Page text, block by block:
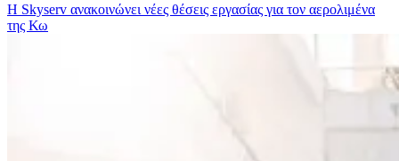
Η Skyserv ανακοινώνει νέες θέσεις εργασίας για τον αερολιμένα
της Κω